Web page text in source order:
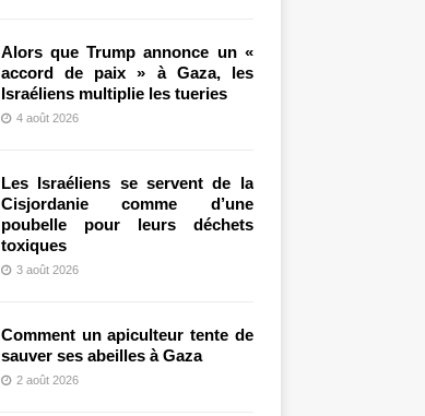
Alors que Trump annonce un «
accord de paix » à Gaza, les
Israéliens multiplie les tueries
4 août 2026
Les Israéliens se servent de la
Cisjordanie comme d’une
poubelle pour leurs déchets
toxiques
3 août 2026
Comment un apiculteur tente de
sauver ses abeilles à Gaza
2 août 2026